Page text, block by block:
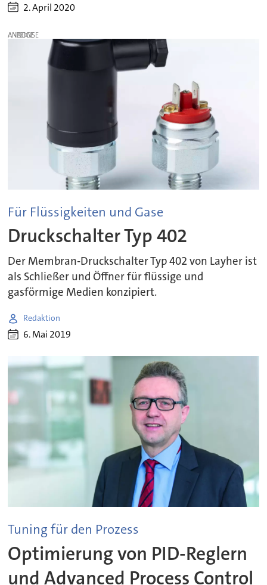
2. April 2020
ANZEIGE
Für Flüssigkeiten und Gase
Druckschalter Typ 402
Der Membran-Druckschalter Typ 402 von Layher ist
als Schließer und Öffner für flüssige und
gasförmige Medien konzipiert.
Redaktion
6. Mai 2019
Tuning für den Prozess
Optimierung von PID-Reglern
und Advanced Process Control